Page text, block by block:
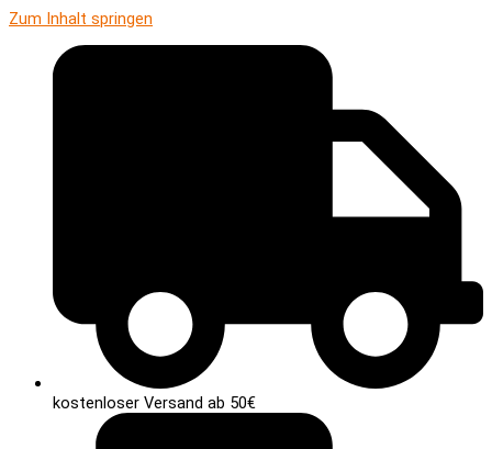
Zum Inhalt springen
kostenloser Versand ab 50€